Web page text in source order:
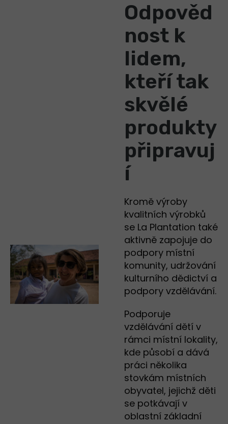
Odpověd
nost k
lidem,
kteří tak
skvělé
produkty
připravuj
í
Kromě výroby
kvalitních výrobků
se La Plantation také
aktivně zapojuje do
podpory místní
komunity, udržování
kulturního dědictví a
podpory vzdělávání.
Podporuje
vzdělávání dětí v
rámci místní lokality,
kde působí a dává
práci několika
stovkám místních
obyvatel, jejichž děti
se potkávají v
oblastní základní